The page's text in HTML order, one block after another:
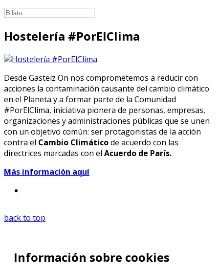
Hostelería #PorElClima
Desde Gasteiz On nos comprometemos a reducir con
acciones la contaminación causante del cambio climático
en el Planeta y a formar parte de la Comunidad
#PorElClima, iniciativa pionera de personas, empresas,
organizaciones y administraciones públicas que se unen
con un objetivo común: ser protagonistas de la acción
contra el Cambio Climáticode acuerdo con las
directrices marcadas con el Acuerdo de París.
Más información aquí
back to top
Información sobre cookies